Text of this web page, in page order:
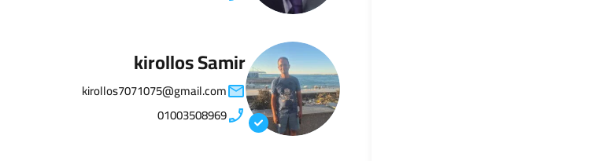
kirollos Samir
kirollos7071075@gmail.com
01003508969